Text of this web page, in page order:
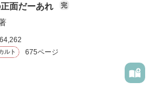
だ
面だーあれ 完
ルト 675ページ